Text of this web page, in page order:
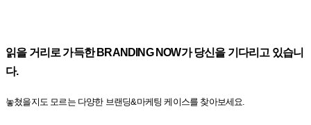
읽을 거리로 가득한 BRANDING NOW가 당신을 기다리고 있습니
다.
놓쳤을지도 모르는 다양한 브랜딩&마케팅 케이스를 찾아보세요.